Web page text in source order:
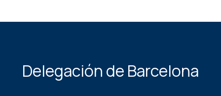
Delegación de Barcelona